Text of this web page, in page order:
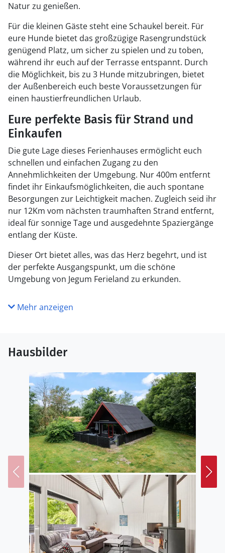
Natur zu genießen.
Für die kleinen Gäste steht eine Schaukel bereit. Für
eure Hunde bietet das großzügige Rasengrundstück
genügend Platz, um sicher zu spielen und zu toben,
während ihr euch auf der Terrasse entspannt. Durch
die Möglichkeit, bis zu 3 Hunde mitzubringen, bietet
der Außenbereich euch beste Voraussetzungen für
einen haustierfreundlichen Urlaub.
Eure perfekte Basis für Strand und
Einkaufen
Die gute Lage dieses Ferienhauses ermöglicht euch
schnellen und einfachen Zugang zu den
Annehmlichkeiten der Umgebung. Nur 400m entfernt
findet ihr Einkaufsmöglichkeiten, die auch spontane
Besorgungen zur Leichtigkeit machen. Zugleich seid ihr
nur 12Km vom nächsten traumhaften Strand entfernt,
ideal für sonnige Tage und ausgedehnte Spaziergänge
entlang der Küste.
Dieser Ort bietet alles, was das Herz begehrt, und ist
der perfekte Ausgangspunkt, um die schöne
Umgebung von Jegum Ferieland zu erkunden.
Mehr anzeigen
Hausbilder